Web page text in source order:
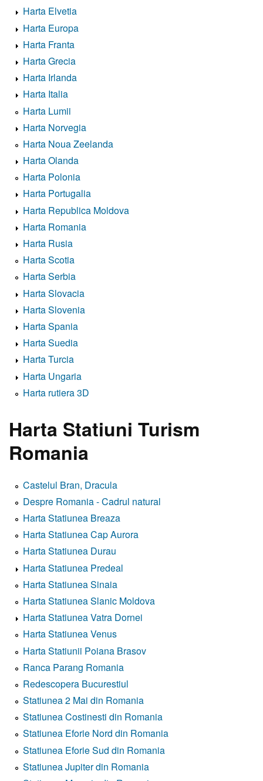
Harta Elvetia
Harta Europa
Harta Franta
Harta Grecia
Harta Irlanda
Harta Italia
Harta Lumii
Harta Norvegia
Harta Noua Zeelanda
Harta Olanda
Harta Polonia
Harta Portugalia
Harta Republica Moldova
Harta Romania
Harta Rusia
Harta Scotia
Harta Serbia
Harta Slovacia
Harta Slovenia
Harta Spania
Harta Suedia
Harta Turcia
Harta Ungaria
Harta rutiera 3D
Harta Statiuni Turism
Romania
Castelul Bran, Dracula
Despre Romania - Cadrul natural
Harta Statiunea Breaza
Harta Statiunea Cap Aurora
Harta Statiunea Durau
Harta Statiunea Predeal
Harta Statiunea Sinaia
Harta Statiunea Slanic Moldova
Harta Statiunea Vatra Dornei
Harta Statiunea Venus
Harta Statiunii Poiana Brasov
Ranca Parang Romania
Redescopera Bucurestiul
Statiunea 2 Mai din Romania
Statiunea Costinesti din Romania
Statiunea Eforie Nord din Romania
Statiunea Eforie Sud din Romania
Statiunea Jupiter din Romania